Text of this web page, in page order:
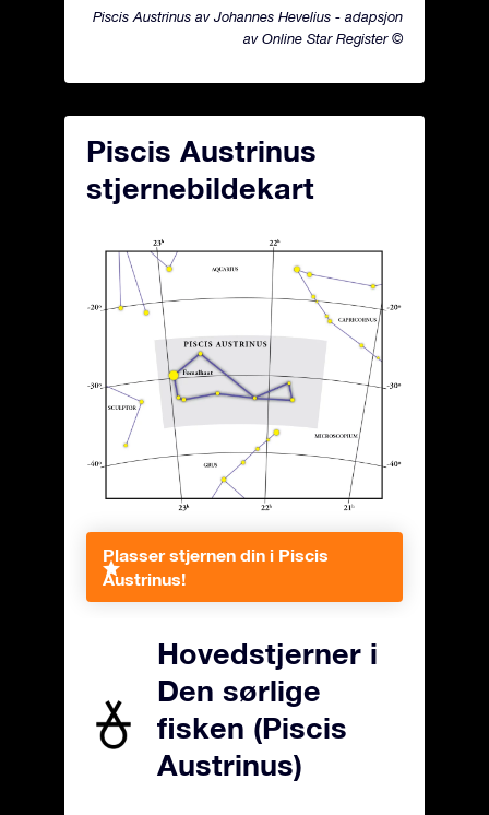
Piscis Austrinus av Johannes Hevelius - adapsjon
av Online Star Register ©
Piscis Austrinus
stjernebildekart
Plasser stjernen din i Piscis
Austrinus!
Hovedstjerner i
Den sørlige
fisken (Piscis
Austrinus)